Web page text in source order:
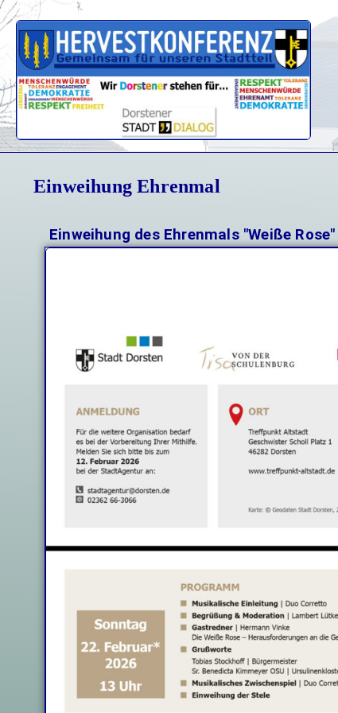
Einweihung Ehrenmal
Einweihung des Ehrenmals "Weiße Rose"